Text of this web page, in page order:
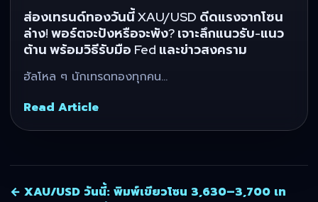
ส่องเทรนด์ทองวันนี้ XAU/USD ดีดแรงจากโซน
ล่าง! พอร์ตจะปังหรือจะพัง? เจาะลึกแนวรับ-แนว
ต้าน พร้อมวิธีรับมือ Fed และข่าวสงคราม
ฮัลโหล ๆ นักเทรดทองทุกคน…
Read Article
← XAU/USD วันนี้: พิมพ์เขียวโซน 3,630–3,700 เท